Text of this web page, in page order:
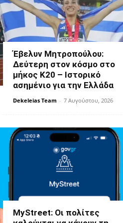
Έβελυν Μητροπούλου:
Δεύτερη στον κόσμο στο
μήκος Κ20 – Ιστορικό
ασημένιο για την Ελλάδα
Dekeleias Team - 7 Αυγούστου, 2026
MyStreet: Οι πολίτες